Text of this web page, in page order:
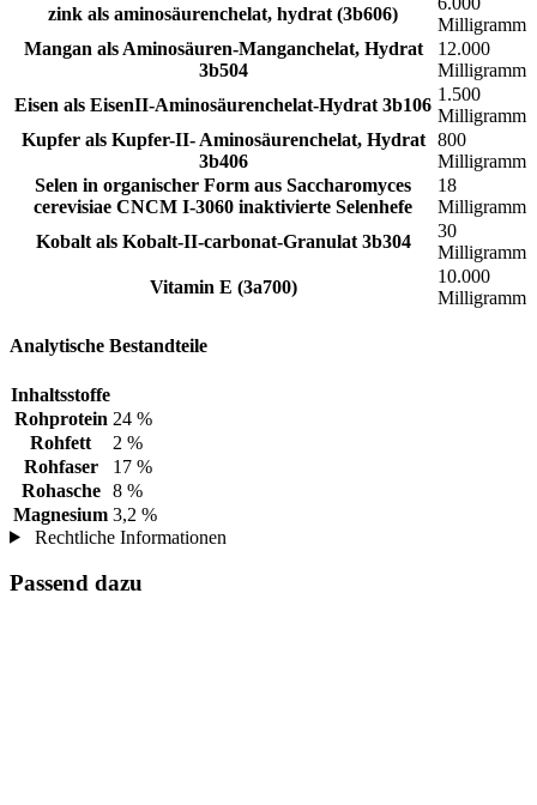
zink als aminosäurenchelat, hydrat (3b606)
Milligramm
Mangan als Aminosäuren-Manganchelat, Hydrat
3b504
12.000
Milligramm
Eisen als EisenII-Aminosäurenchelat-Hydrat 3b106
1.500
Milligramm
Kupfer als Kupfer-II- Aminosäurenchelat, Hydrat
3b406
800
Milligramm
Selen in organischer Form aus Saccharomyces
cerevisiae CNCM I-3060 inaktivierte Selenhefe
18
Milligramm
Kobalt als Kobalt-II-carbonat-Granulat 3b304
30
Milligramm
Vitamin E (3a700)
10.000
Milligramm
Analytische Bestandteile
Inhaltsstoffe
Rohprotein 24 %
Rohfett
2 %
Rohfaser
17 %
Rohasche
8 %
Magnesium 3,2 %
Rechtliche Informationen
Passend dazu